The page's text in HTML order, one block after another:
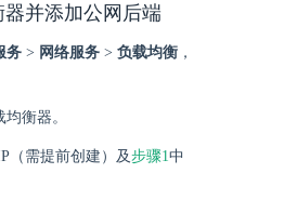
并添加公网后端
务 > 网络服务 > 负载均衡 ，
均衡器。
（需提前创建）及步骤1中